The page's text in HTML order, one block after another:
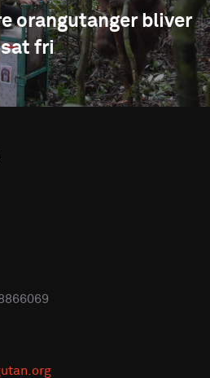
orangutanger bliver
sat fri